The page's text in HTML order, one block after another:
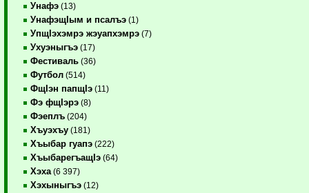
Унафэ (13)
УнафэщIым и псалъэ (1)
УпщIэхэмрэ жэуапхэмрэ (7)
Ухуэныгъэ (17)
Фестиваль (36)
Футбол (514)
ФщIэн папщIэ (11)
Фэ фщIэрэ (8)
Фэеплъ (204)
Хъуэхъу (181)
Хъыбар гуапэ (222)
ХъыбарегъащIэ (64)
Хэха (6 397)
Хэхыныгъэ (12)